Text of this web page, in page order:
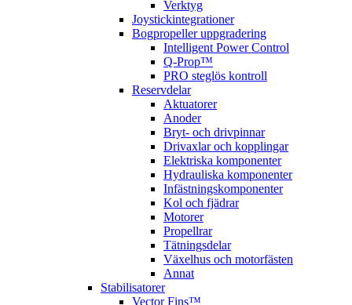
Verktyg
Joystickintegrationer
Bogpropeller uppgradering
Intelligent Power Control
Q-Prop™
PRO steglös kontroll
Reservdelar
Aktuatorer
Anoder
Bryt- och drivpinnar
Drivaxlar och kopplingar
Elektriska komponenter
Hydrauliska komponenter
Infästningskomponenter
Kol och fjädrar
Motorer
Propellrar
Tätningsdelar
Växelhus och motorfästen
Annat
Stabilisatorer
Vector Fins™